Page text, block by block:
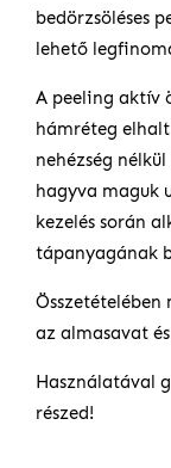
bedörzsöléses
lehető
A peeling aktív
hámréteg
nehézség
hagyva maguk
kezelés során
tápanyagának
az almasavat
Használatával
részed!